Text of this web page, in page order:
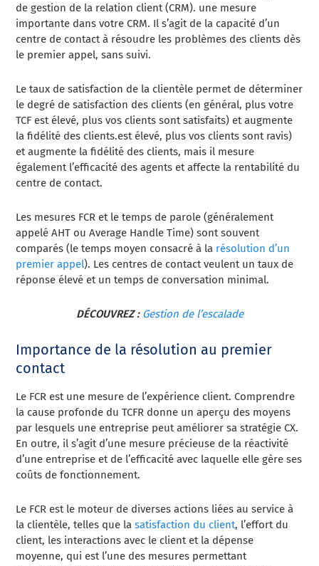
de gestion de la relation client (CRM). une mesure
importante dans votre CRM. Il s’agit de la capacité d’un
centre de contact à résoudre les problèmes des clients dès
le premier appel, sans suivi.
Le taux de satisfaction de la clientèle permet de déterminer
le degré de satisfaction des clients (en général, plus votre
TCF est élevé, plus vos clients sont satisfaits) et augmente
la fidélité des clients.est élevé, plus vos clients sont ravis)
et augmente la fidélité des clients, mais il mesure
également l’efficacité des agents et affecte la rentabilité du
centre de contact.
Les mesures FCR et le temps de parole (généralement
appelé AHT ou Average Handle Time) sont souvent
comparés (le temps moyen consacré à la résolution d’un
premier appel). Les centres de contact veulent un taux de
réponse élevé et un temps de conversation minimal.
DÉCOUVREZ : Gestion de l’escalade
Importance de la résolution au premier
contact
Le FCR est une mesure de l’expérience client.Comprendre
la cause profonde du TCFR donne un aperçu des moyens
par lesquels une entreprise peut améliorer sa stratégie CX.
En outre, il s’agit d’une mesure précieuse de la réactivité
d’une entreprise et de l’efficacité avec laquelle elle gère ses
coûts de fonctionnement.
Le FCR est le moteur de diverses actions liées au service à
la clientèle, telles que lasatisfaction du client, l’effort du
client, les interactions avec le client et la dépense
moyenne, qui est l’une des mesures permettant